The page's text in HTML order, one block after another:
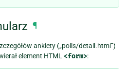
¶
ankiety („polls/detail.html”)
element HTML <form>: